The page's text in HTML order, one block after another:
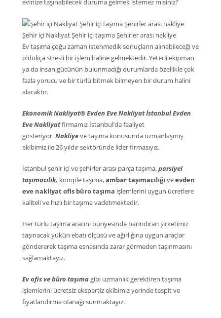
evinize taşınabilecek duruma gelmek istemez misiniz?
Şehir içi Nakliyat Şehir içi taşıma Şehirler arası nakliye
Ev taşıma çoğu zaman istenmedik sonuçların alınabileceği ve
oldukça stresli bir işlem haline gelmektedir. Yeterli ekipman
ya da insan gücünün bulunmadığı durumlarda özellikle çok
fazla yorucu ve bir türlü bitmek bilmeyen bir durum halini
alacaktır.
Ekonomik Nakliyat® Evden Eve Nakliyat İstanbul Evden
Eve Nakliyatfirmamız İstanbul’da faaliyet
gösteriyor.Nakliyeve taşıma konusunda uzmanlaşmış
ekibimiz ile 26 yıldır sektöründe lider firmasıyız.
İstanbul şehir içi ve şehirler arası parça taşıma,parsiyel
taşımacılık, komple taşıma,ambar taşımacılığı veevden
eve nakliyat ofis büro taşıma işlemlerini uygun ücretlere
kaliteli ve hızlı bir taşıma vadetmektedir.
Her türlü taşıma aracını bünyesinde barındıran şirketimiz
taşınacak yükün ebatı ölçüsü ve ağırlığına uygun araçlar
göndererek taşıma esnasında zarar görmeden taşınmasını
sağlamaktayız.
Ev ofis ve büro taşıma gibi uzmanlık gerektiren taşıma
işlemlerini ücretsiz ekspertiz ekibimiz yerinde tespit ve
fiyatlandırma olanağı sunmaktayız.